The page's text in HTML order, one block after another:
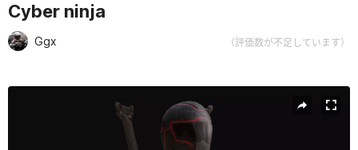
Сyber ninja
Ggx （評価数が不足しています）